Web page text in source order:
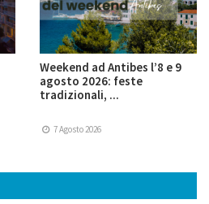
Weekend ad Antibes l’8 e 9
agosto 2026: feste
tradizionali, ...
7 Agosto 2026